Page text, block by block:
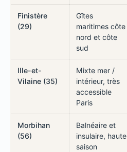
Finistère
(29)
Gîtes
maritimes côte
nord et côte
sud
Ille-et-
Vilaine (35)
Mixte mer /
intérieur, très
accessible
Paris
Morbihan
(56)
Balnéaire et
insulaire, haute
saison